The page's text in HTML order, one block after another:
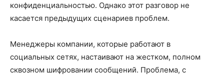
конфиденциальностью. Однако этот разговор не
касается предыдущих сценариев проблем.
Менеджеры компании, которые работают в
социальных сетях, настаивают на жестком, полном
сквозном шифровании сообщений. Проблема, с